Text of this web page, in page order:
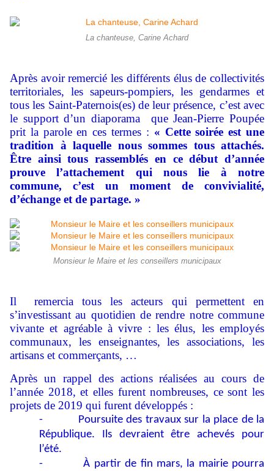
La chanteuse, Carine Achard
Après avoir remercié les différents élus de collectivités
territoriales, les sapeurs-pompiers, les gendarmes et
tous les Saint-Paternois(es) de leur présence, c’est avec
le support d’un diaporama que Jean-Pierre Poupée
prit la parole en ces termes : « Cette soirée est une
tradition à laquelle nous sommes tous attachés.
Être ainsi tous rassemblés en ce début d’année
prouve l’attachement qui nous lie à notre
commune, c’est un moment de convivialité,
d’échange et de partage. »
Monsieur le Maire et les conseillers municipaux
Il remercia tous les acteurs qui permettent en
s’investissant au quotidien de rendre notre commune
vivante et agréable à vivre : les élus, les employés
communaux, les enseignantes, les associations, les
artisans et commerçants, …
Après un rappel des actions réalisées au cours de
l’année 2018, et elles furent nombreuses, ce sont les
projets de 2019 qui furent développés :
-
Poursuite des travaux sur la place de la
République. Ils devraient être achevés pour
l’été.
-
À partir de fin mars, la mairie pourra